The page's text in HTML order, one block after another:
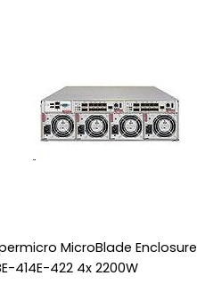
MicroBlade Enclosure
414E-422 4x 2200W